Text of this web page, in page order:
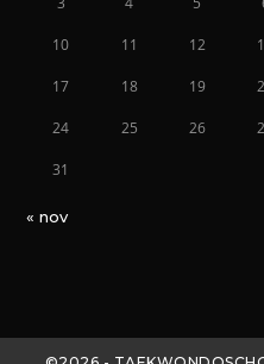
10 11 12
17 18 19
24 25 26
31
« nov